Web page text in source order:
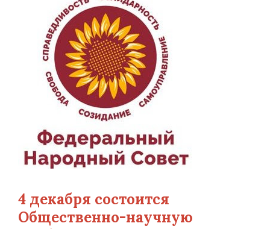
4 декабря состоится
Общественно-научную